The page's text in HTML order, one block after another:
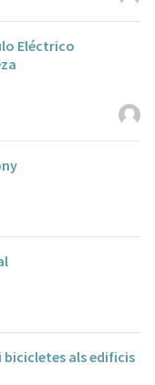
Eléctrico
bicicletes als edificis